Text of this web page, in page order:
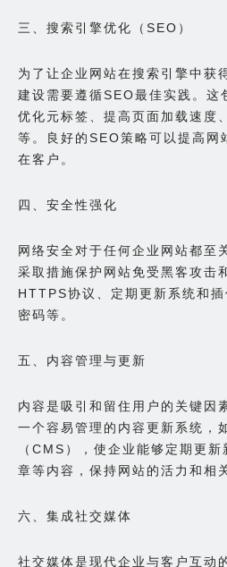
三、搜索引擎优化（SEO）
为了让企业网站在搜索引擎中获
建设需要遵循SEO最佳实践。这
优化元标签、提高页面加载速度
等。良好的SEO策略可以提高网
在客户。
四、安全性强化
网络安全对于任何企业网站都至
采取措施保护网站免受黑客攻击
HTTPS协议、定期更新系统和
密码等。
五、内容管理与更新
内容是吸引和留住用户的关键因
一个容易管理的内容更新系统，
（CMS），使企业能够定期更
章等内容，保持网站的活力和相
六、集成社交媒体
社交媒体是现代企业与客户互动